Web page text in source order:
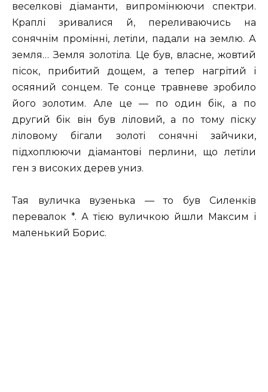
веселкові діаманти, випромінюючи спектри.
Краплі зривалися й, переливаючись на
сонячнім промінні, летіли, падали на землю. А
земля… Земля золотіла. Це був, власне, жовтий
пісок, прибитий дощем, а тепер нагрітий і
осяяний сонцем. Те сонце травневе зробило
його золотим. Але це — по один бік, а по
другий бік він був ліловий, а по тому піску
ліловому бігали золоті сонячні зайчики,
підхоплюючи діамантові перлини, що летіли
ген з високих дерев униз.
Тая вуличка вузенька — то був Силенків
перевалок *. А тією вуличкою йшли Максим і
маленький Борис.